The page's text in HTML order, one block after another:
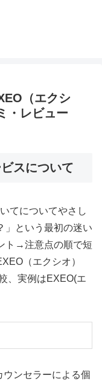
（エクシ
・レビュー
スについて
てについてやさし
」という最初の迷い
ト→注意点の順で短
（エクシオ）
、実例はEXEO(エ
ンセラーによる個